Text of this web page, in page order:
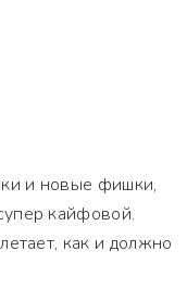
и новые фишки,
кайфовой.
как и должно